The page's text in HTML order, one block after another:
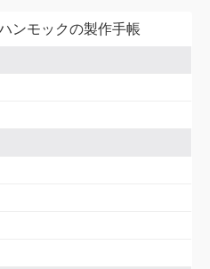
ンモックの製作手帳